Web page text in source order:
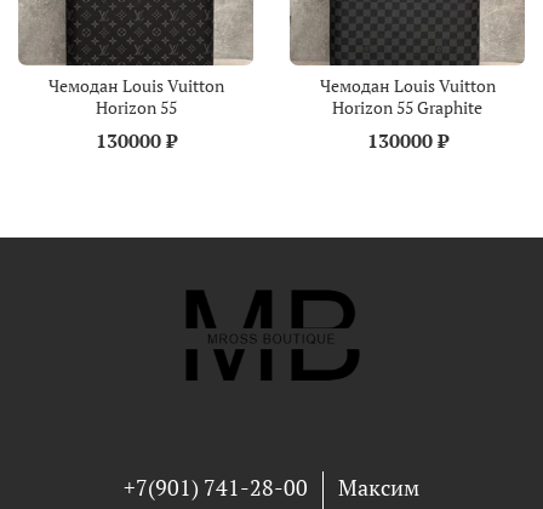
Чемодан Louis Vuitton
Horizon 55
130000 ₽
Чемодан Louis Vuitton
Horizon 55 Graphite
130000 ₽
+7(901) 741-28-00 Максим